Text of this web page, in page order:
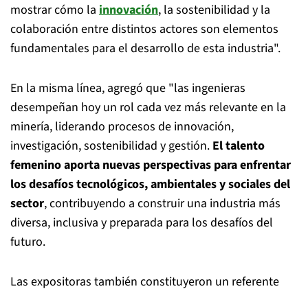
mostrar cómo la innovación, la sostenibilidad y la
colaboración entre distintos actores son elementos
fundamentales para el desarrollo de esta industria".
En la misma línea, agregó que "las ingenieras
desempeñan hoy un rol cada vez más relevante en la
minería, liderando procesos de innovación,
investigación, sostenibilidad y gestión. El talento
femenino aporta nuevas perspectivas para enfrentar
los desafíos tecnológicos, ambientales y sociales del
sector, contribuyendo a construir una industria más
diversa, inclusiva y preparada para los desafíos del
futuro.
Las expositoras también constituyeron un referente